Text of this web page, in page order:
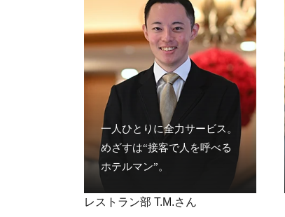
レストラン部 T.M.さん
一人ひとりに全力サービス。
めざすは“接客で人を呼べる
ホテルマン”。